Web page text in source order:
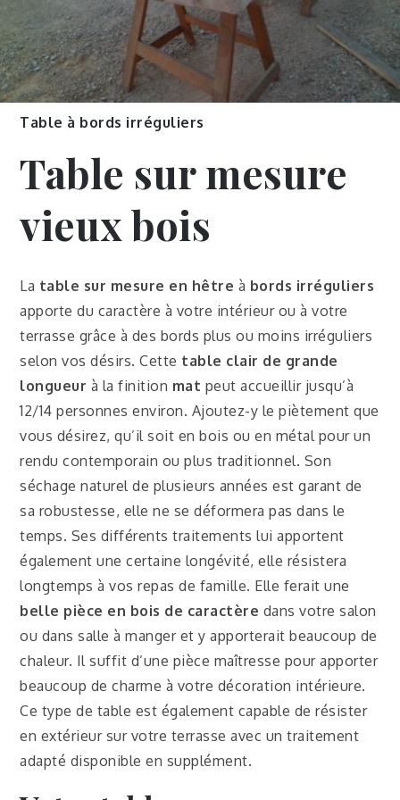
Table à bords irréguliers
Table sur mesure
vieux bois
La table sur mesure en hêtre à bords irréguliers
apporte du caractère à votre intérieur ou à votre
terrasse grâce à des bords plus ou moins irréguliers
selon vos désirs.Cette table clair de grande
longueur à la finition mat peut accueillir jusqu’à
12/14 personnes environ. Ajoutez-y le piètement que
vous désirez, qu’il soit en bois ou en métal pour un
rendu contemporain ou plus traditionnel. Son
séchage naturel de plusieurs années est garant de
sa robustesse, elle ne se déformera pas dans le
temps. Ses différents traitements lui apportent
également une certaine longévité, elle résistera
longtemps à vos repas de famille. Elle ferait une
belle pièce en bois de caractère dans votre salon
ou dans salle à manger et y apporterait beaucoup de
chaleur. Il suffit d’une pièce maîtresse pour apporter
beaucoup de charme à votre décoration intérieure.
Ce type de table est également capable de résister
en extérieur sur votre terrasse avec un traitement
adapté disponible en supplément.